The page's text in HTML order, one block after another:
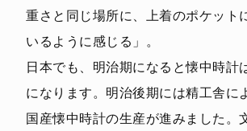
重さと同じ場所に、上着のポケット
いるように感じる」。
日本でも、明治期になると懐中時計
になります。明治後期には精工舎に
国産懐中時計の生産が進みました。